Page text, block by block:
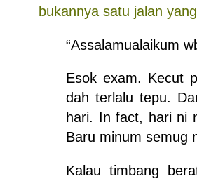
bukannya satu jalan
“Assalamualaikum
Esok exam. Kecut
dah terlalu tepu.
hari. In fact, hari ni
Baru minum semug
Kalau timbang